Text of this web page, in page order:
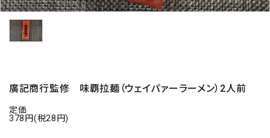
お菓子類
玉ちゃん・雑貨
INFORMATIOM
廣記商行監修 味覇拉麺（ウェイパァーラーメン）2人前
定価
378円(税28円)